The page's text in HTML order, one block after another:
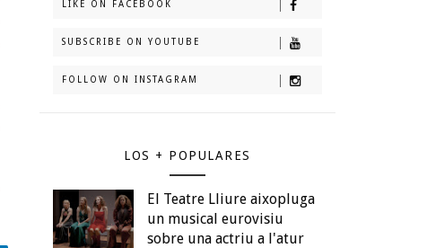
LIKE ON FACEBOOK
SUBSCRIBE ON YOUTUBE
FOLLOW ON INSTAGRAM
LOS + POPULARES
El Teatre Lliure aixopluga
un musical eurovisiu
sobre una actriu a l'atur